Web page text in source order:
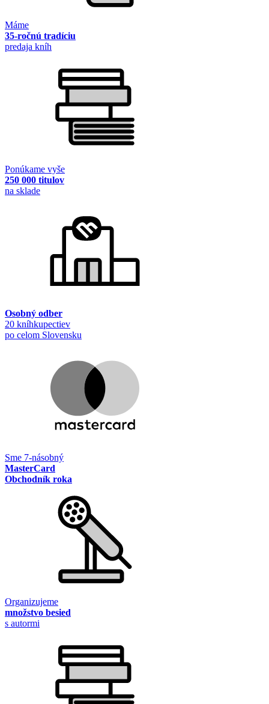
Máme
35-ročnú tradíciu
predaja kníh
Ponúkame vyše
250 000 titulov
na sklade
Osobný odber
20 kníhkupectiev
po celom Slovensku
Sme 7-násobný
MasterCard
Obchodník roka
Organizujeme
množstvo besied
s autormi